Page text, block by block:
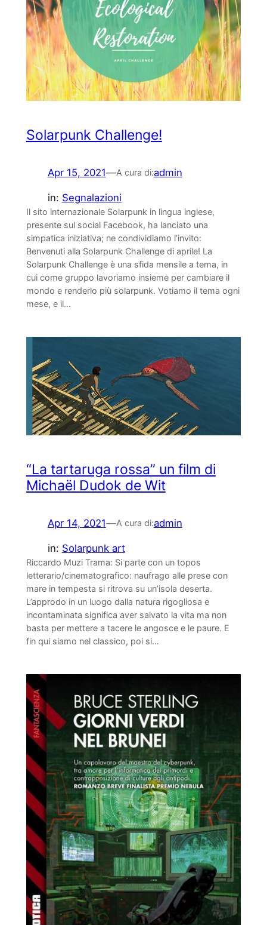
Solarpunk Challenge!
Apr 15, 2021—A cura di:admin
in: Segnalazioni
Il sito internazionale Solarpunk in lingua inglese,
presente sul social Facebook, ha lanciato una
simpatica iniziativa; ne condividiamo l’invito:
Benvenuti alla Solarpunk Challenge di aprile! La
Solarpunk Challenge è una sfida mensile a tema, in
cui come gruppo lavoriamo insieme per cambiare il
mondo e renderlo più solarpunk. Votiamo il tema ogni
mese, e il…
“La tartaruga rossa” un film di
Michaël Dudok de Wit
Apr 14, 2021—A cura di:admin
in: Solarpunk art
Riccardo Muzi Trama: Si parte con un topos
letterario/cinematografico: naufrago alle prese con
mare in tempesta si ritrova su un’isola deserta.
L’approdo in un luogo dalla natura rigogliosa e
incontaminata significa aver salvato la vita ma non
basta per mettere a tacere le angosce e le paure. E
fin qui siamo nel classico, poi si…